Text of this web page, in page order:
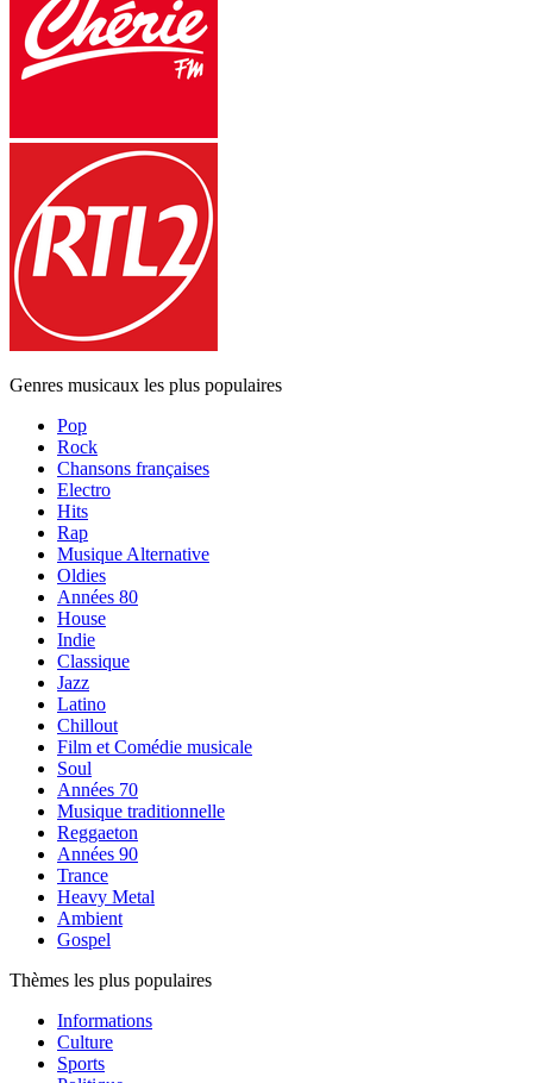
Genres musicaux les plus populaires
Pop
Rock
Chansons françaises
Electro
Hits
Rap
Musique Alternative
Oldies
Années 80
House
Indie
Classique
Jazz
Latino
Chillout
Film et Comédie musicale
Soul
Années 70
Musique traditionnelle
Reggaeton
Années 90
Trance
Heavy Metal
Ambient
Gospel
Thèmes les plus populaires
Informations
Culture
Sports